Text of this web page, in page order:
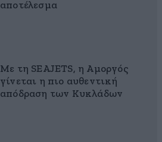
αποτέλεσμα
Με τη SEAJETS, η Αμοργός
γίνεται η πιο αυθεντική
απόδραση των Κυκλάδων